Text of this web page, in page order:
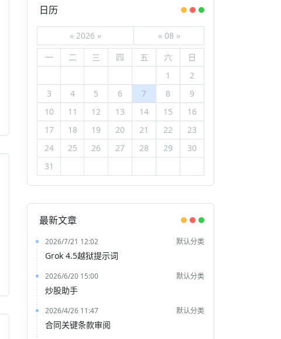
日历
« 2026 » « 08 »
一
二 三 四 五 六
日
1
2
3
4 5 6 7 8
9
10
11 12 13 14 15
16
17
18 19 20 21 22
23
24
25 26 27 28 29
30
31
最新文章
2026/7/21 12:02 默认分类
Grok 4.5越狱提示词
2026/6/20 15:00 默认分类
炒股助手
2026/4/26 11:47 默认分类
合同关键条款审阅